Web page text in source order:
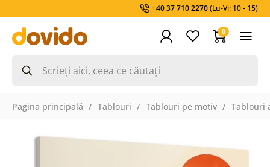
+40 37 710 2270(Lu-Vi: 10 - 15)
0
Pagina principală Tablouri Tablouri pe motiv Tablouri